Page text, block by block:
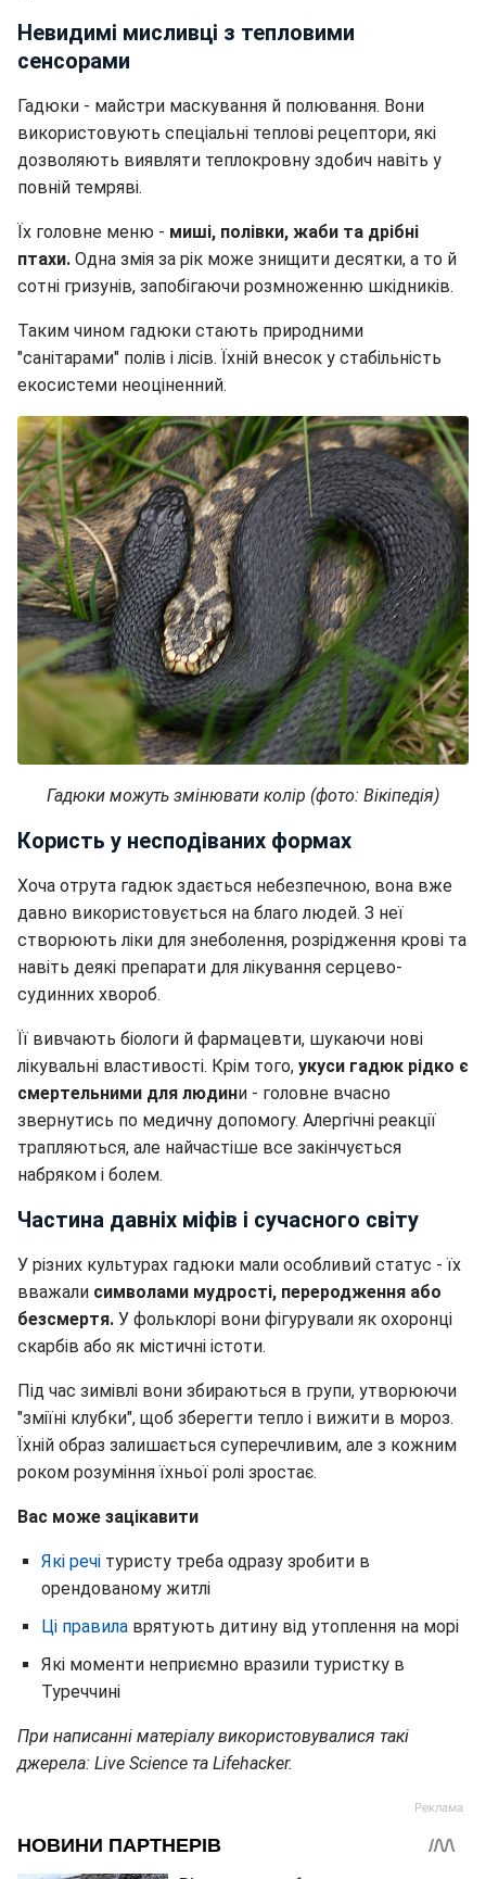
Невидимі мисливці з тепловими
сенсорами
Гадюки - майстри маскування й полювання. Вони
використовують спеціальні теплові рецептори, які
дозволяють виявляти теплокровну здобич навіть у
повній темряві.
Їх головне меню - миші, полівки, жаби та дрібні
птахи. Одна змія за рік може знищити десятки, а то й
сотні гризунів, запобігаючи розмноженню шкідників.
Таким чином гадюки стають природними
"санітарами" полів і лісів. Їхній внесок у стабільність
екосистеми неоціненний.
Гадюки можуть змінювати колір (фото: Вікіпедія)
Користь у несподіваних формах
Хоча отрута гадюк здається небезпечною, вона вже
давно використовується на благо людей. З неї
створюють ліки для знеболення, розрідження крові та
навіть деякі препарати для лікування серцево-
судинних хвороб.
Її вивчають біологи й фармацевти, шукаючи нові
лікувальні властивості. Крім того, укуси гадюк рідко є
смертельними для людини - головне вчасно
звернутись по медичну допомогу. Алергічні реакції
трапляються, але найчастіше все закінчується
набряком і болем.
Частина давніх міфів і сучасного світу
У різних культурах гадюки мали особливий статус - їх
вважали символами мудрості, переродження або
безсмертя. У фольклорі вони фігурували як охоронці
скарбів або як містичні істоти.
Під час зимівлі вони збираються в групи, утворюючи
"зміїні клубки", щоб зберегти тепло і вижити в мороз.
Їхній образ залишається суперечливим, але з кожним
роком розуміння їхньої ролі зростає.
Вас може зацікавити
Які речі туристу треба одразу зробити в
орендованому житлі
Ці правила врятують дитину від утоплення на морі
Які моменти неприємно вразили туристку в
Туреччині
При написанні матеріалу використовувалися такі
джерела: Live Science та Lifehacker.